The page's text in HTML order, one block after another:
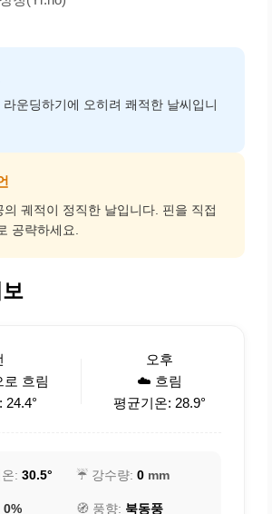
운딩하기에 오히려 쾌적한 날씨입니
의 궤적이 정직한 날입니다. 핀을 직접
공략하세요.
로 흐림
24.4°
오후
☁️ 흐림
평균기온: 28.9°
: 30.5° ☔ 강수량: 0 mm
0% 🧭 풍향: 북동풍